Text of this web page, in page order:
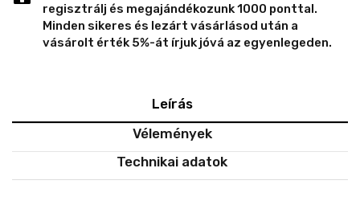
regisztrálj és megajándékozunk 1000 ponttal.
Minden sikeres és lezárt vásárlásod után a
vásárolt érték 5%-át írjuk jóvá az egyenlegeden.
Leírás
Vélemények
Technikai adatok